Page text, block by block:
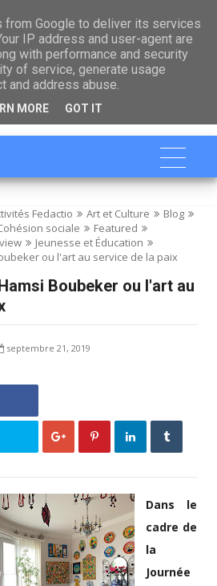

Fedactio Art et Culture
Blog
sociale
Featured
Jeunesse et Éducation
ou l'art au service de la paix
Boubeker ou l'art au
septembre 21, 2019
Dans le
cadre de
la
Journée
Google to deliver its services
IP address and user-agent are
with performance and security
of service, generate usage
and address abuse.
MORE GOT IT